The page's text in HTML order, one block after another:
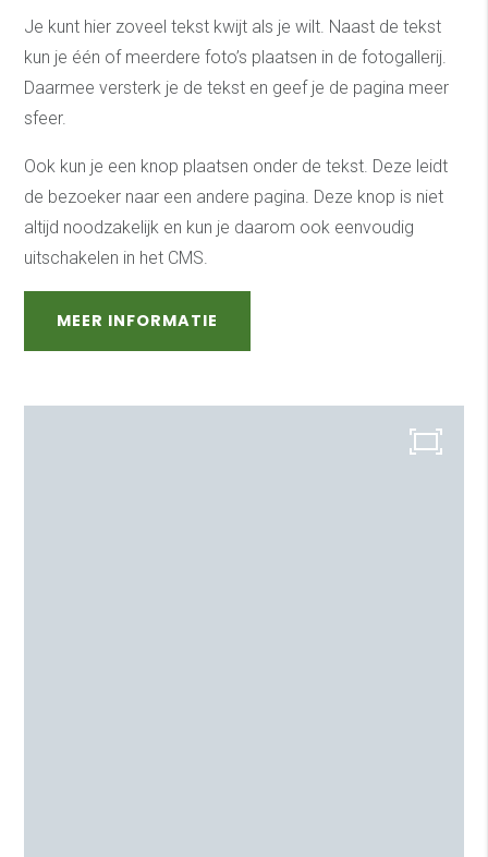
Je kunt hier zoveel tekst kwijt als je wilt. Naast de tekst
kun je één of meerdere foto’s plaatsen in de fotogallerij.
Daarmee versterk je de tekst en geef je de pagina meer
sfeer.
Ook kun je een knop plaatsen onder de tekst. Deze leidt
de bezoeker naar een andere pagina. Deze knop is niet
altijd noodzakelijk en kun je daarom ook eenvoudig
uitschakelen in het CMS.
MEER INFORMATIE